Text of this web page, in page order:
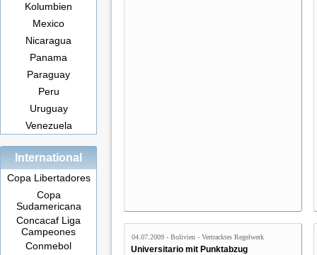
04.07.2009 - Bolivien - Vertracktes Regelwerk
Universitario mit Punktabzug
Kolumbien
Mexico
Nicaragua
Panama
Paraguay
Peru
Uruguay
Venezuela
International
Copa Libertadores
Copa
Sudamericana
Concacaf Liga
Campeones
Conmebol